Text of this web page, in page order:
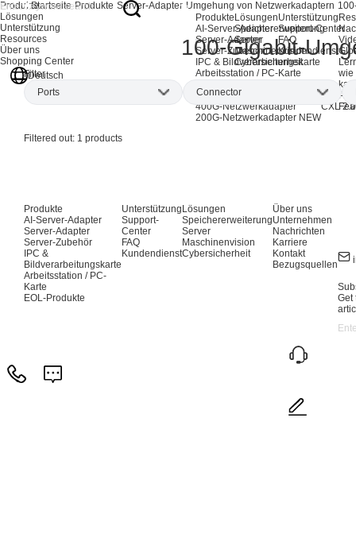
Produkte
AI-Server-Adapter
Server-Adapter
Server-Zubehör
IPC & Bildverarbeitungskarte
Arbeitsstation / PC-Karte
AI-Netzwerkadapter
400G-Netzwerkadapter
200G-Netzwerkadapter NEW
CXL-
CXL 2.0
Lösungen
Speichererweiterung
Server
Maschinenvision
Cybersicherheit
Unterstützung
Support-Center
FAQ
Kundendienst
wie
Produkte
Lösungen
Unterstützung
Resources
Über uns
Shopping Center
Deutsch
Startseite Produkte Server-Adapter Umgehung von Netzwerkadaptern
100-Gigabit-
Filter
Ports
Dual-port (1)
Connector
Filtered out: 1 products
Produkte
AI-Server-Adapter
Server-Adapter
Server-Zubehör
IPC &
Bildverarbeitungskarte
Arbeitsstation / PC-
Karte
EOL-Produkte
Unterstützung
Support-
Center
FAQ
Kundendienst
Lösungen
Speichererweiterung
Server
Maschinenvision
Cybersicherheit
Über uns
Unternehmen
Nachrichten
Karriere
Kontakt
Bezugsquellen
Get